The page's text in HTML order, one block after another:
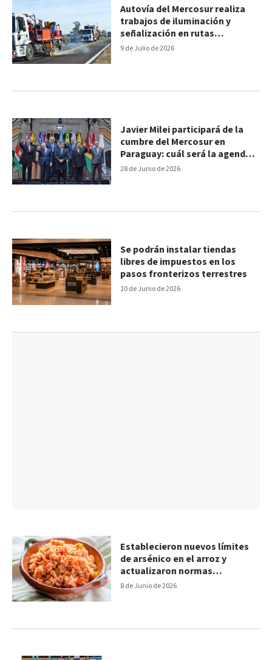
9 de Julio de 2026
Autovía del Mercosur realiza
trabajos de iluminación y
señalización en rutas
nacionales
28 de Junio de 2026
Javier Milei participará de la
cumbre del Mercosur en
Paraguay: cuál será la agenda
del Presidente
10 de Junio de 2026
Se podrán instalar tiendas
libres de impuestos en los
pasos fronterizos terrestres
8 de Junio de 2026
Establecieron nuevos límites
de arsénico en el arroz y
actualizaron normas
alimentarias: qué cambia